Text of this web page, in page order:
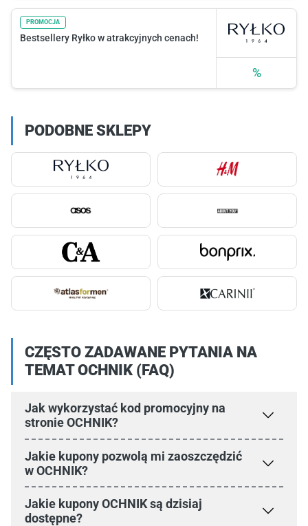
%
PROMOCJA
Bestsellery Ryłko w atrakcyjnych cenach!
PODOBNE SKLEPY
CZĘSTO ZADAWANE PYTANIA NA
TEMAT OCHNIK (FAQ)
Jak wykorzystać kod promocyjny na
stronie OCHNIK?
Jakie kupony pozwolą mi zaoszczędzić
w OCHNIK?
Jakie kupony OCHNIK są dzisiaj
dostępne?